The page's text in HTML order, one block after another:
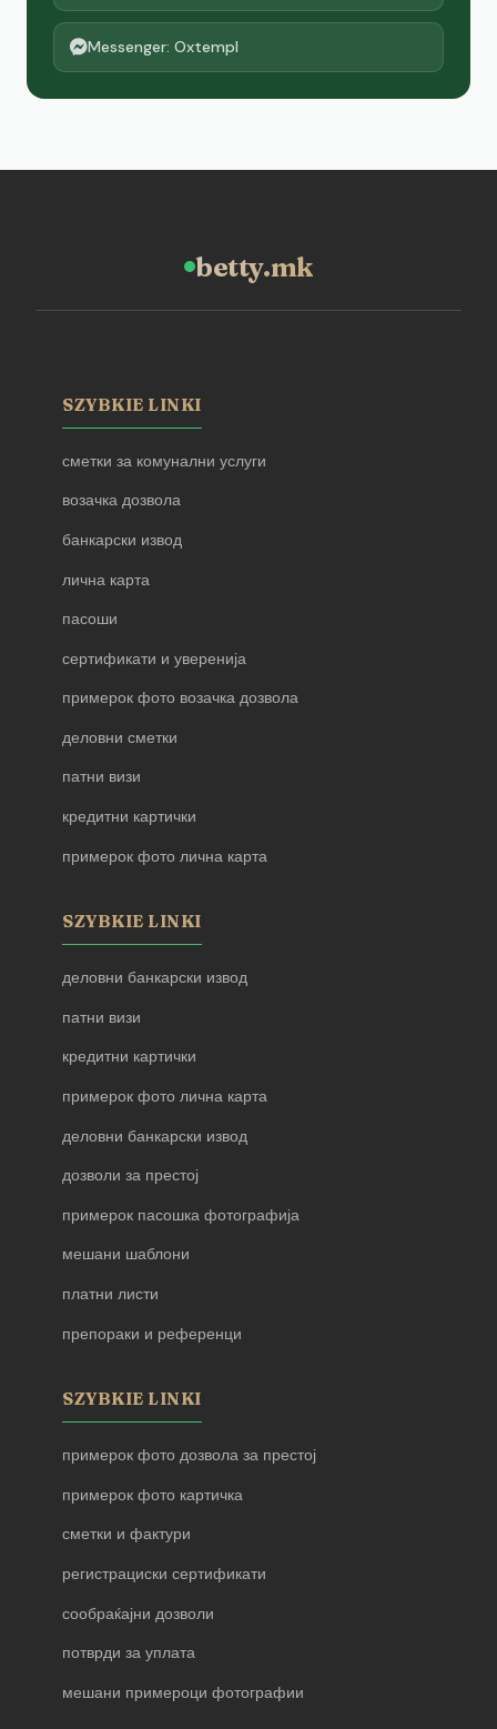
Messenger: Oxtempl
betty.mk
SZYBKIE LINKI
сметки за комунални услуги
возачка дозвола
банкарски извод
лична карта
пасоши
сертификати и уверенија
примерок фото возачка дозвола
деловни сметки
патни визи
кредитни картички
примерок фото лична карта
SZYBKIE LINKI
деловни банкарски извод
патни визи
кредитни картички
примерок фото лична карта
деловни банкарски извод
дозволи за престој
примерок пасошка фотографија
мешани шаблони
платни листи
препораки и референци
SZYBKIE LINKI
примерок фото дозвола за престој
примерок фото картичка
сметки и фактури
регистрациски сертификати
сообраќајни дозволи
потврди за уплата
мешани примероци фотографии